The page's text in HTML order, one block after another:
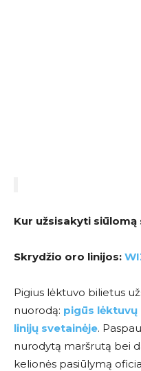
Kur užsisakyti siūlomą
Skrydžio oro linijos:
Pigius lėktuvo bilietus
nuorodą: pigūs lėktuvų
linijų svetainėje.
nurodytą maršrutą bei
kelionės pasiūlymą